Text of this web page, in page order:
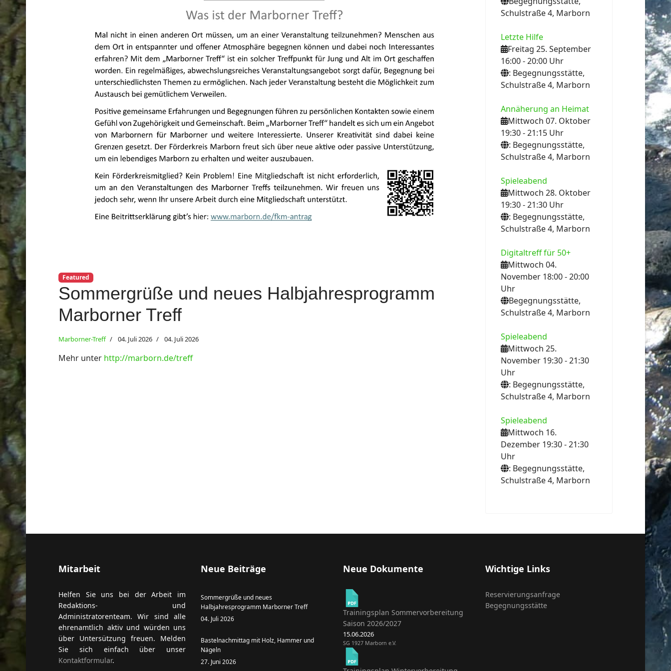
Featured
Sommergrüße und neues Halbjahresprogramm
Marborner Treff
Marborner-Treff 04. Juli 2026 04. Juli 2026
Mehr unter http://marborn.de/treff
Schulstraße 4, Marborn
Letzte Hilfe
Freitag 25. September
16:00- 20:00 Uhr
: Begegnungsstätte,
Schulstraße 4, Marborn
Annäherung an Heimat
Mittwoch 07. Oktober
19:30- 21:15 Uhr
: Begegnungsstätte,
Schulstraße 4, Marborn
Spieleabend
Mittwoch 28. Oktober
19:30- 21:30 Uhr
: Begegnungsstätte,
Schulstraße 4, Marborn
Digitaltreff für 50+
Mittwoch 04.
November 18:00- 20:00
Uhr
Begegnungsstätte,
Schulstraße 4, Marborn
Spieleabend
Mittwoch 25.
November 19:30- 21:30
Uhr
: Begegnungsstätte,
Schulstraße 4, Marborn
Spieleabend
Mittwoch 16.
Dezember 19:30- 21:30
Uhr
: Begegnungsstätte,
Schulstraße 4, Marborn
Mitarbeit
Helfen Sie uns bei der Arbeit im
Redaktions- und
Administratorenteam. Wir sind alle
ehrenamtlich aktiv und würden uns
über Untersützung freuen. Melden
Sie sich einfach über unser
Kontaktformular.
Neue Beiträge
Sommergrüße und neues
Halbjahresprogramm Marborner Treff
04. Juli 2026
Bastelnachmittag mit Holz, Hammer und
Nägeln
27. Juni 2026
Neue Dokumente
Trainingsplan Sommervorbereitung
Saison 2026/2027
15.06.2026
SG 1927 Marborn e.V.
Wichtige Links
Reservierungsanfrage
Begegnungsstätte